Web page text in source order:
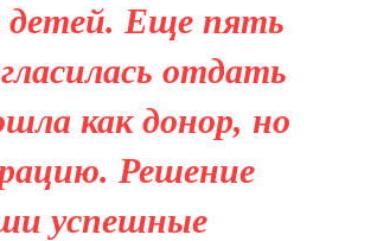
детей. Еще пять
отдать
как донор, но
Решение
успешные